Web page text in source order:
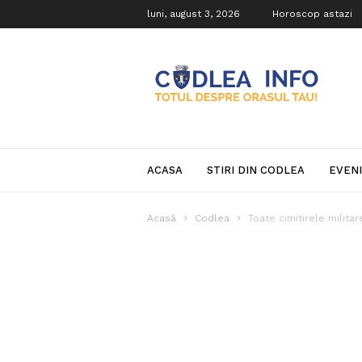
luni, august 3, 2026 Horoscop astazi
Info
ACASA STIRI DIN CODLEA
Acasă Codlea Toate cimitirele